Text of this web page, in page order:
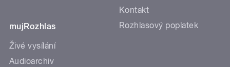
mujRozhlas
Živé vysílání
Audioarchiv
Kontakt
Rozhlasový poplatek